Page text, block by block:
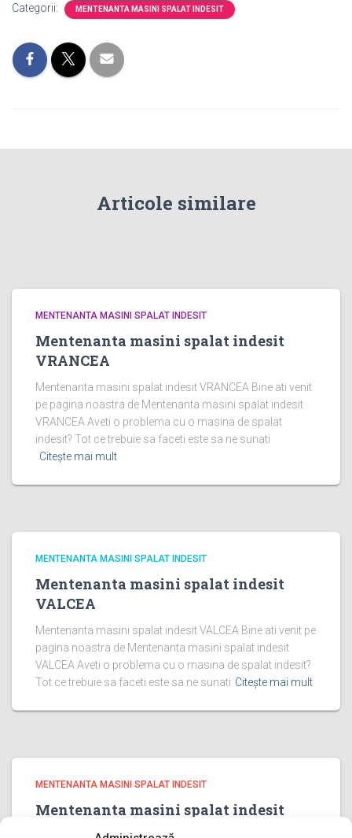
Categorii: MENTENANTA MASINI SPALAT INDESIT
Articole similare
MENTENANTA MASINI SPALAT INDESIT
Mentenanta masini spalat indesit
VRANCEA
Mentenanta masini spalat indesit VRANCEA Bine ati venit
pe pagina noastra de Mentenanta masini spalat indesit
VRANCEA Aveti o problema cu o masina de spalat
indesit? Tot ce trebuie sa faceti este sa ne sunati
Citește mai mult
MENTENANTA MASINI SPALAT INDESIT
Mentenanta masini spalat indesit
VALCEA
Mentenanta masini spalat indesit VALCEA Bine ati venit pe
pagina noastra de Mentenanta masini spalat indesit
VALCEA Aveti o problema cu o masina de spalat indesit?
Tot ce trebuie sa faceti este sa ne sunati Citește mai mult
MENTENANTA MASINI SPALAT INDESIT
Mentenanta masini spalat indesit
PRAHOVA